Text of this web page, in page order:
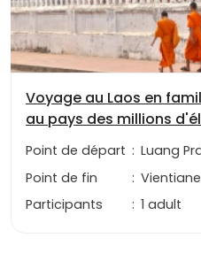
Voyage au Laos en
au pays des millions
Point de départ : Luang
Point de fin
: Vientiane
Participants
: 1 adult